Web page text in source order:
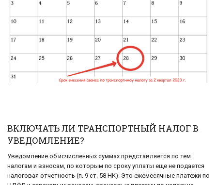
ВКЛЮЧАТЬ ЛИ ТРАНСПОРТНЫЙ НАЛОГ В
УВЕДОМЛЕНИЕ?
Уведомление об исчисленных суммах представляется по тем
налогам и взносам, по которым по сроку уплаты еще не подается
налоговая отчетность (п. 9 ст. 58 НК). Это ежемесячные платежи по